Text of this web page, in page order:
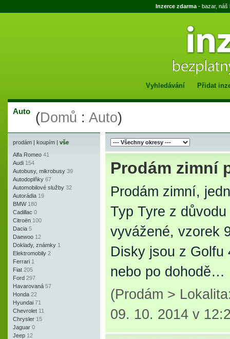
Inzerce zdarma - bazar, náš
Vyhledávání Přidat
Auto (Domů : Auto)
prodám | koupím | vše
Alfa Romeo 41
Audi 154
Autobusy, mikrobusy 39
Autodoplňky 67
Automobilové služby 32
Autorádia 19
BMW 180
Cadillac 0
Citroën 100
Dacia 5
Daewoo 12
Doklady, známky 1
Elektromobily 2
Ferrari 1
Fiat 205
Ford 297
Havarovaná 57
Honda 22
Hyundai 71
Chevrolet 11
Chrysler 15
Jaguar 0
Jeep 12
Prodám zimní
Prodám zimní,
Typ Tyre z
vyvážené, vzorek
Disky jsou z Golfu
nebo po dohodě…
(Prodám >
09. 10. 2014 v